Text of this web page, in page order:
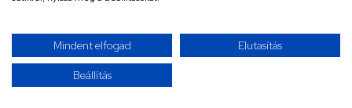
Mindent elfogad Elutasítás
Beállítás
Nettó7 499 Ft
KOSÁRBA